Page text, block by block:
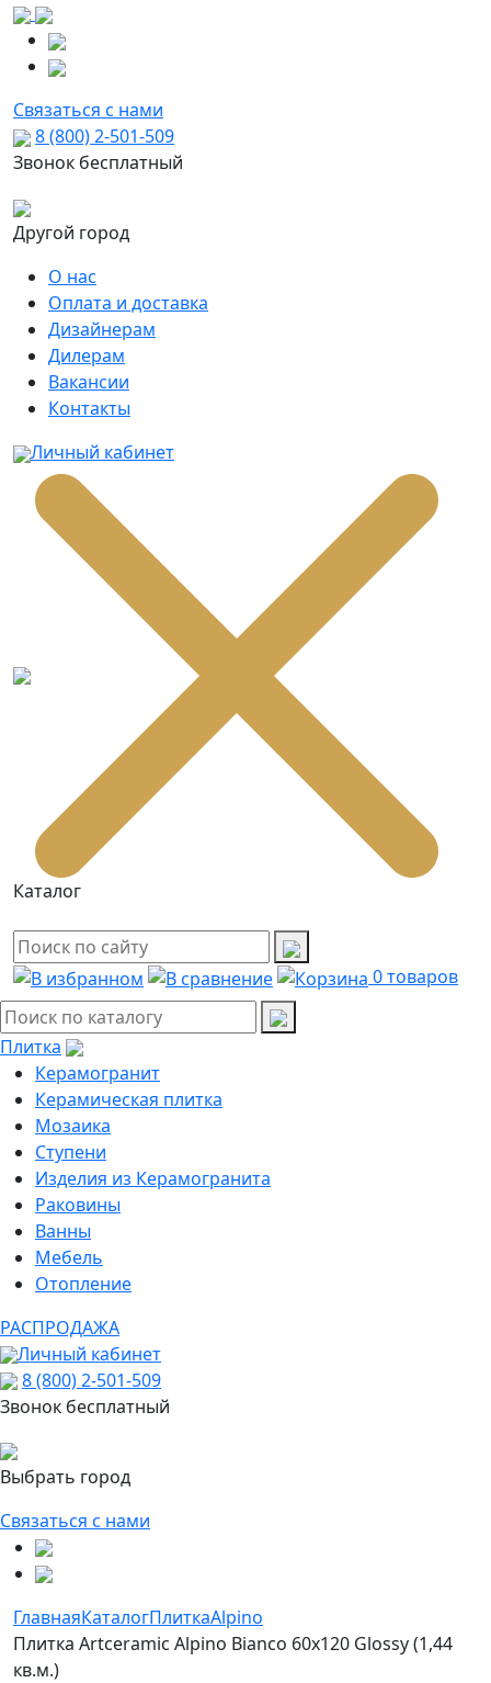
Связаться с нами
8 (800) 2-501-509
Звонок бесплатный
Другой город
О нас
Оплата и доставка
Дизайнерам
Дилерам
Вакансии
Контакты
Личный кабинет
Каталог
0товаров
Плитка
Керамогранит
Керамическая плитка
Мозаика
Ступени
Изделия из Керамогранита
Раковины
Ванны
Мебель
Отопление
РАСПРОДАЖА
Личный кабинет
8 (800) 2-501-509
Звонок бесплатный
Выбрать город
Связаться с нами
ГлавнаяКаталогПлиткаAlpino
Плитка Artceramic Alpino Bianco 60x120 Glossy (1,44
кв.м.)